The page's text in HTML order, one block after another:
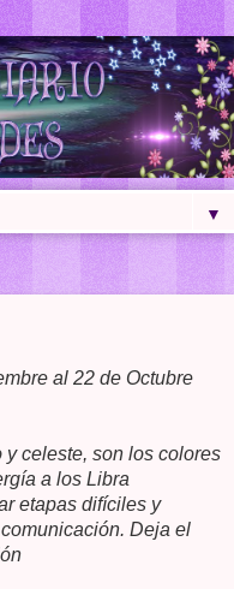
▼
al 22 de Octubre
celeste, son los colores
a los Libra
etapas difíciles y
Deja el